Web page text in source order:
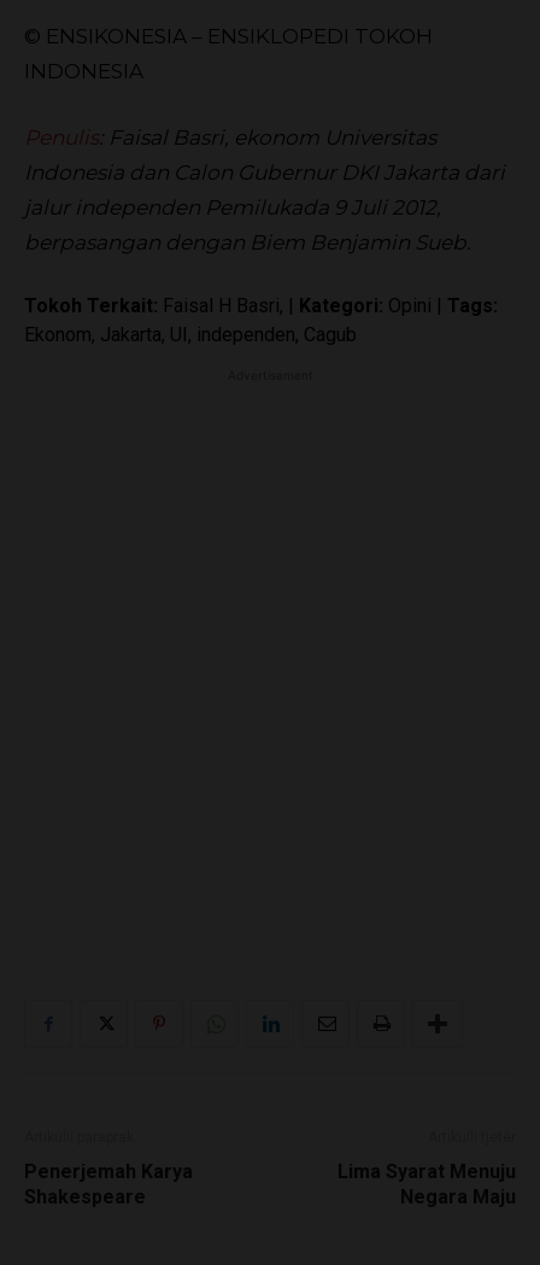
© ENSIKONESIA – ENSIKLOPEDI TOKOH
INDONESIA
Penulis: Faisal Basri, ekonom Universitas
Indonesia dan Calon Gubernur DKI Jakarta dari
jalur independen Pemilukada 9 Juli 2012,
berpasangan dengan Biem Benjamin Sueb.
Tokoh Terkait: Faisal H Basri, | Kategori: Opini | Tags:
Ekonom, Jakarta, UI, independen, Cagub
Penerjemah Karya
Shakespeare
Lima Syarat Menuju
Negara Maju